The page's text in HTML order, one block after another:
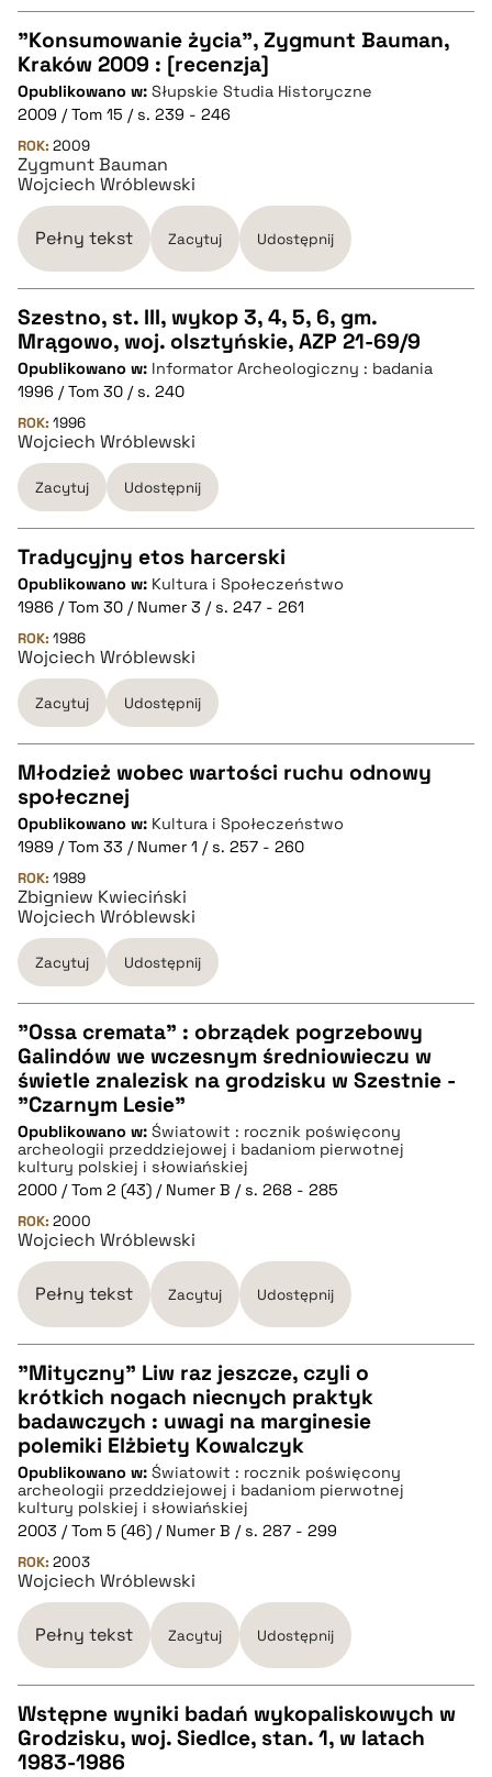
pobierz cytat
CZYSTY TEKST
pobierz cytat
BIBTEX
pobierz cytat
"Konsumowanie życia", Zygmunt Bauman,
Kraków 2009 : [recenzja]
Opublikowano w: Słupskie Studia Historyczne
2009 / Tom 15 / s. 239 - 246
ROK: 2009
Zygmunt Bauman
Wojciech Wróblewski
Pełny tekst Zacytuj Udostępnij
CZYSTY TEKST
pobierz cytat
BIBTEX
pobierz cytat
Szestno, st. III, wykop 3, 4, 5, 6, gm.
Mrągowo, woj. olsztyńskie, AZP 21-69/9
Opublikowano w: Informator Archeologiczny : badania
1996 / Tom 30 / s. 240
ROK: 1996
Wojciech Wróblewski
Zacytuj Udostępnij
CZYSTY TEKST
pobierz cytat
BIBTEX
pobierz cytat
Tradycyjny etos harcerski
Opublikowano w: Kultura i Społeczeństwo
1986 / Tom 30 / Numer 3 / s. 247 - 261
ROK: 1986
Wojciech Wróblewski
Zacytuj Udostępnij
CZYSTY TEKST
pobierz cytat
BIBTEX
pobierz cytat
Młodzież wobec wartości ruchu odnowy
społecznej
Opublikowano w: Kultura i Społeczeństwo
1989 / Tom 33 / Numer 1 / s. 257 - 260
ROK: 1989
Zbigniew Kwieciński
Wojciech Wróblewski
Zacytuj Udostępnij
CZYSTY TEKST
pobierz cytat
BIBTEX
pobierz cytat
"Ossa cremata" : obrządek pogrzebowy
Galindów we wczesnym średniowieczu w
świetle znalezisk na grodzisku w Szestnie -
"Czarnym Lesie"
Opublikowano w: Światowit : rocznik poświęcony
archeologii przeddziejowej i badaniom pierwotnej
kultury polskiej i słowiańskiej
2000 / Tom 2 (43) / Numer B / s. 268 - 285
ROK: 2000
Wojciech Wróblewski
Pełny tekst Zacytuj Udostępnij
CZYSTY TEKST
pobierz cytat
BIBTEX
pobierz cytat
"Mityczny" Liw raz jeszcze, czyli o
krótkich nogach niecnych praktyk
badawczych : uwagi na marginesie
polemiki Elżbiety Kowalczyk
Opublikowano w: Światowit : rocznik poświęcony
archeologii przeddziejowej i badaniom pierwotnej
kultury polskiej i słowiańskiej
2003 / Tom 5 (46) / Numer B / s. 287 - 299
ROK: 2003
Wojciech Wróblewski
Pełny tekst Zacytuj Udostępnij
CZYSTY TEKST
Wstępne wyniki badań wykopaliskowych w
Grodzisku, woj. Siedlce, stan. 1, w latach
1983-1986